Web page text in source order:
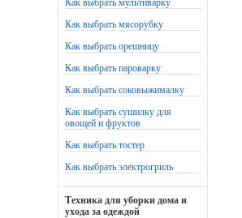
Как выбрать мультиварку
Как выбрать мясорубку
Как выбрать орешницу
Как выбрать пароварку
Как выбрать соковыжималку
Как выбрать сушилку для
овощей и фруктов
Как выбрать тостер
Как выбрать электрогриль
Техника для уборки дома и
ухода за одеждой